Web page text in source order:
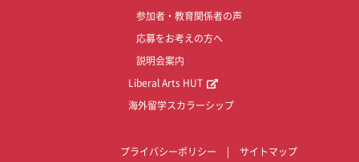
参加者・教育関係者の声
応募をお考えの方へ
説明会案内
Liberal Arts HUT
海外留学スカラーシップ
プライバシーポリシー サイトマップ